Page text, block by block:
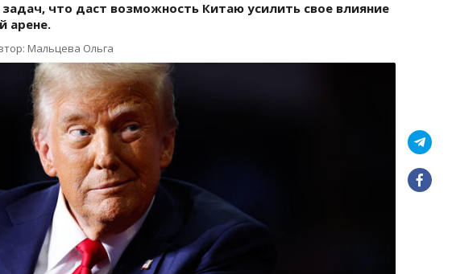
что даст возможность Китаю усилить свое влияние
арене.
Мальцева Ольга